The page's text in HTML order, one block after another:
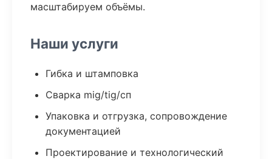
масштабируем объёмы.
Наши услуги
Гибка и штамповка
Сварка mig/tig/сп
Упаковка и отгрузка, сопровождение
документацией
Проектирование и технологический